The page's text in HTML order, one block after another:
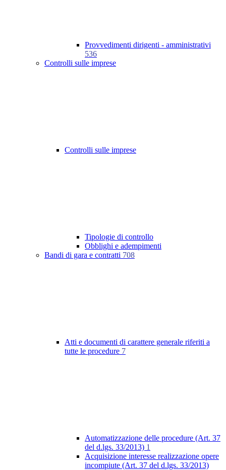
Provvedimenti dirigenti - amministrativi
536
Controlli sulle imprese
Controlli sulle imprese
Tipologie di controllo
Obblighi e adempimenti
Bandi di gara e contratti 708
Atti e documenti di carattere generale riferiti a
tutte le procedure 7
Automatizzazione delle procedure (Art. 37
del d.lgs. 33/2013) 1
Acquisizione interesse realizzazione opere
incompiute (Art. 37 del d.lgs. 33/2013)